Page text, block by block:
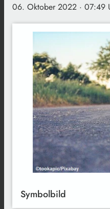
06. Oktober 2022 · 07:49
Symbolbild